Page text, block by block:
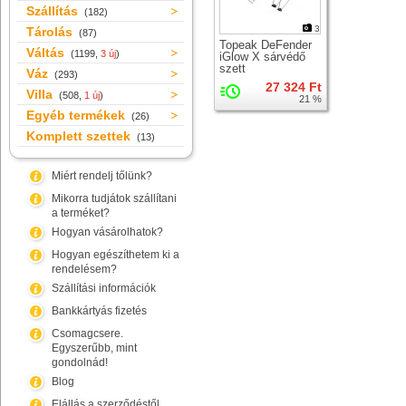
Szállítás (182)
Tárolás (87)
Váltás (1199, 3 új)
Váz (293)
Villa (508, 1 új)
Egyéb termékek (26)
Komplett szettek (13)
Miért rendelj tőlünk?
Mikorra tudjátok szállítani
a terméket?
Hogyan vásárolhatok?
Hogyan egészíthetem ki a
rendelésem?
Szállítási információk
Bankkártyás fizetés
Csomagcsere.
Egyszerűbb, mint
gondolnád!
Blog
3
Topeak DeFender
iGlow X sárvédő
szett
27 324 Ft
21 %